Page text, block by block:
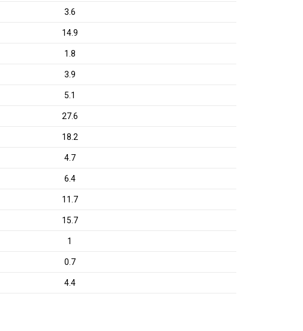
3.6
14.9
1.8
3.9
5.1
27.6
18.2
4.7
6.4
11.7
15.7
1
0.7
4.4